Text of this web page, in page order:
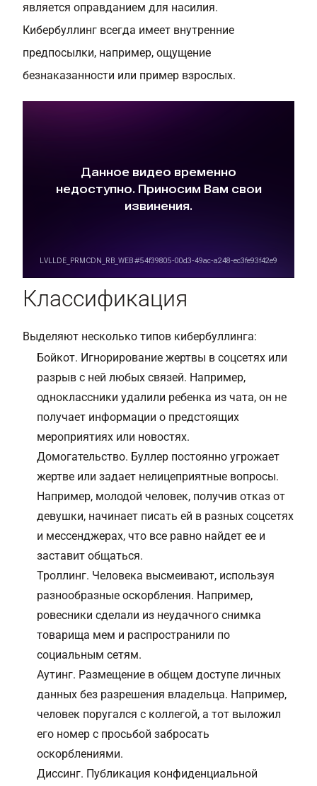
является оправданием для насилия.
Кибербуллинг всегда имеет внутренние
предпосылки, например, ощущение
безнаказанности или пример взрослых.
Классификация
Выделяют несколько типов кибербуллинга:
Бойкот. Игнорирование жертвы в соцсетях или
разрыв с ней любых связей. Например,
одноклассники удалили ребенка из чата, он не
получает информации о предстоящих
мероприятиях или новостях.
Домогательство. Буллер постоянно угрожает
жертве или задает нелицеприятные вопросы.
Например, молодой человек, получив отказ от
девушки, начинает писать ей в разных соцсетях
и мессенджерах, что все равно найдет ее и
заставит общаться.
Троллинг. Человека высмеивают, используя
разнообразные оскорбления. Например,
ровесники сделали из неудачного снимка
товарища мем и распространили по
социальным сетям.
Аутинг. Размещение в общем доступе личных
данных без разрешения владельца. Например,
человек поругался с коллегой, а тот выложил
его номер с просьбой забросать
оскорблениями.
Диссинг. Публикация конфиденциальной